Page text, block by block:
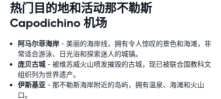
热门目的地和活动那不勒斯
Capodichino 机场
阿马尔菲海岸 - 美丽的海岸线，拥有令人惊叹的景色和海滩，非
常适合游泳、日光浴和探索迷人的城镇。
庞贝古城- 被维苏威火山喷发摧毁的古城，现已被联合国教科文
组织列为世界遗产。
伊斯基亚 - 那不勒斯海岸附近的岛屿，拥有温泉、海滩和火山
口。